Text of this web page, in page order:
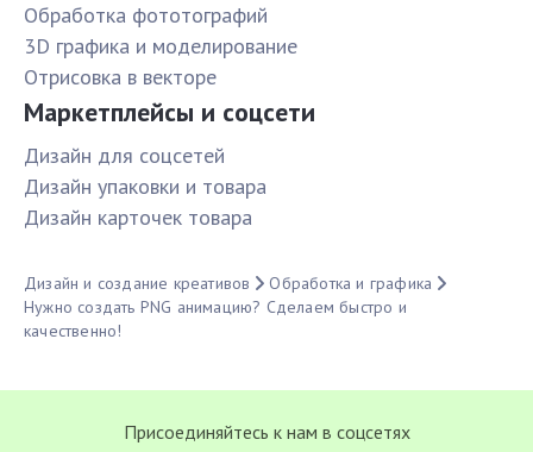
Обработка фототографий
3D графика и моделирование
Отрисовка в векторе
Маркетплейсы и соцсети
Дизайн для соцсетей
Дизайн упаковки и товара
Дизайн карточек товара
Дизайн и создание креативов
Обработка и графика
Нужно создать PNG анимацию? Сделаем быстро и
качественно!
Присоединяйтесь к нам в соцсетях